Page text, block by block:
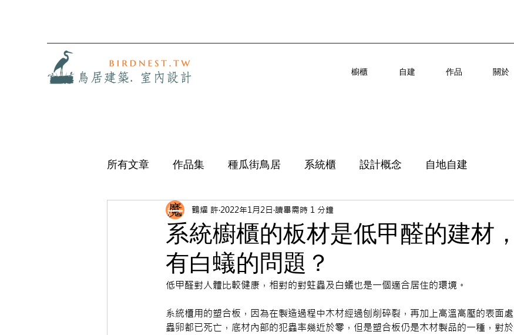
櫥櫃 自建 作品 關於
所有文章 作品集 種瓜街鳥居 系統櫃 設計概念 自地自建
系統櫥櫃的板材是低甲醛的建材
有白蟻的問題？
鶴耀 許 2022年1月2日 讀畢需時 1 分鐘
低甲醛對人體比較健康，相對的對蛀蟲及白蟻也是一個適合居住的環境。
系統櫃用的塑合板，因為在製造過程中木材經過刨削碎裂，再加上高溫高壓的表面
蟲卵都已死亡，底材內部的犯蟲率幾近於零，但是塑合板仍是木材製品的一種，對